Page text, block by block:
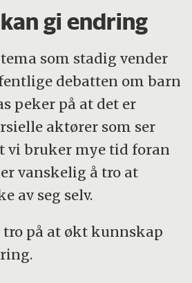
gi endring
som stadig vender
debatten om barn
peker på at det er
aktører som ser
vi bruker mye tid foran
vanskelig å tro at
av seg selv.
på at økt kunnskap